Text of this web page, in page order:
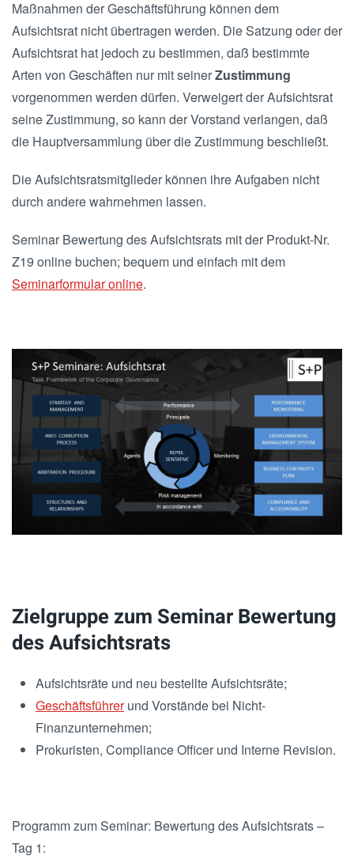
Maßnahmen der Geschäftsführung können dem
Aufsichtsrat nicht übertragen werden. Die Satzung oder der
Aufsichtsrat hat jedoch zu bestimmen, daß bestimmte
Arten von Geschäften nur mit seinerZustimmung
vorgenommen werden dürfen. Verweigert der Aufsichtsrat
seine Zustimmung, so kann der Vorstand verlangen, daß
die Hauptversammlung über die Zustimmung beschließt.
Die Aufsichtsratsmitglieder können ihre Aufgaben nicht
durch andere wahrnehmen lassen.
Seminar Bewertung des Aufsichtsrats mit der Produkt-Nr.
Z19 online buchen; bequem und einfach mit dem
Seminarformular online.
Zielgruppe zum Seminar Bewertung
des Aufsichtsrats
Aufsichtsräte und neu bestellte Aufsichtsräte;
Geschäftsführerund Vorstände bei Nicht-
Finanzunternehmen;
Prokuristen, Compliance Officer und Interne Revision.
Programm zum Seminar: Bewertung des Aufsichtsrats –
Tag 1: